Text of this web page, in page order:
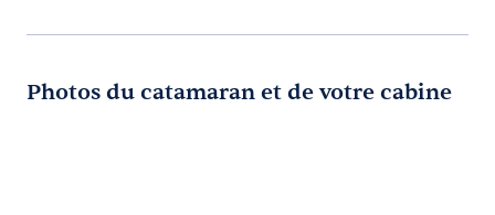
Photos du catamaran et de votre cabine